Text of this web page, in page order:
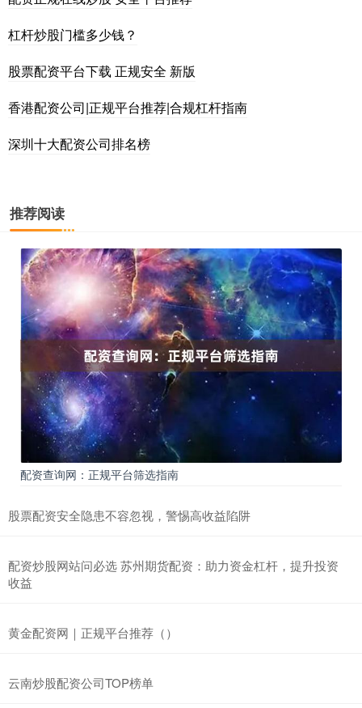
杠杆炒股门槛多少钱？
股票配资平台下载 正规安全 新版
香港配资公司|正规平台推荐|合规杠杆指南
深圳十大配资公司排名榜
推荐阅读
配资查询网：正规平台筛选指南
股票配资安全隐患不容忽视，警惕高收益陷阱
配资炒股网站问必选 苏州期货配资：助力资金杠杆，提升投资
收益
黄金配资网｜正规平台推荐（）
云南炒股配资公司TOP榜单